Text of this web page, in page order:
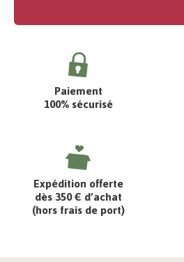
Paiement
100% sécurisé
Expédition offerte
dès 350 € d’achat
(hors frais de port)